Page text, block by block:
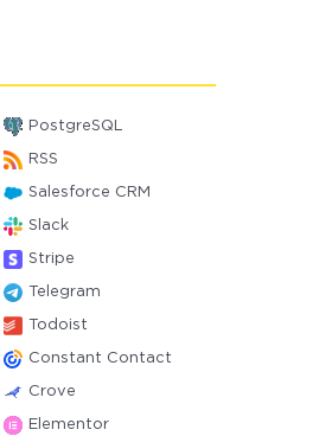
PostgreSQL
RSS
Salesforce CRM
Slack
Stripe
Telegram
Todoist
Constant Contact
Crove
Elementor